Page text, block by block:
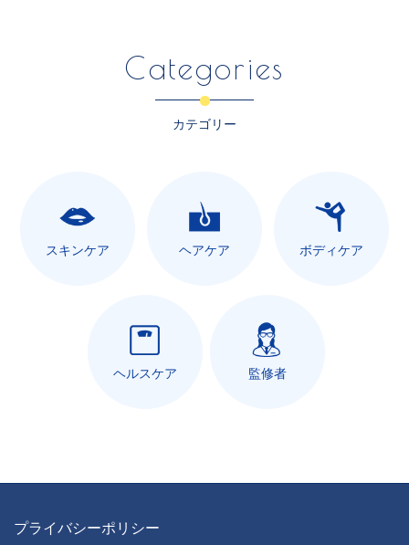
Categories
カテゴリー
スキンケア ヘアケア ボディケア
ヘルスケア 監修者
プライバシーポリシー